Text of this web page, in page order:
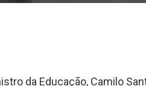
da Educação, Camilo